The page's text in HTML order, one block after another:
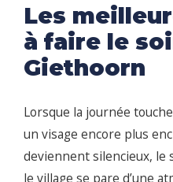
Les
à faire le
Giethoorn
Lorsque la journée
un visage encore plus
deviennent silencieux, le
le village se pare d’une